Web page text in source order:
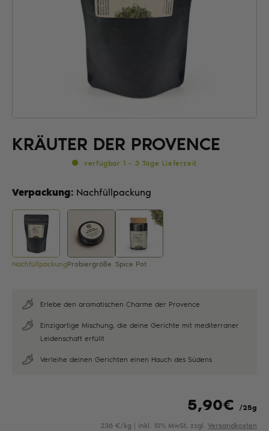
SPAR-SETS GESCHENKIDEEN
KRÄUTER DER PROVENCE
verfügbar 1 - 3 Tage Lieferzeit
Verpackung: Nachfüllpackung
NachfüllpackungProbiergröße Spice Pot
Erlebe den aromatischen Charme der Provence
Einzigartige Mischung, die deine Gerichte mit mediterraner
Leidenschaft erfüllt
Verleihe deinen Gerichten einen Hauch des Südens
5,90€ /25g
236 €/kg | inkl. 10% MwSt, zzgl. Versandkosten